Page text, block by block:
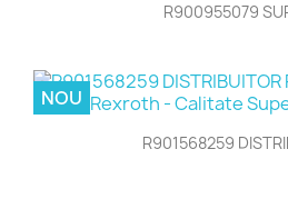
R900955079
R901568259
NOU